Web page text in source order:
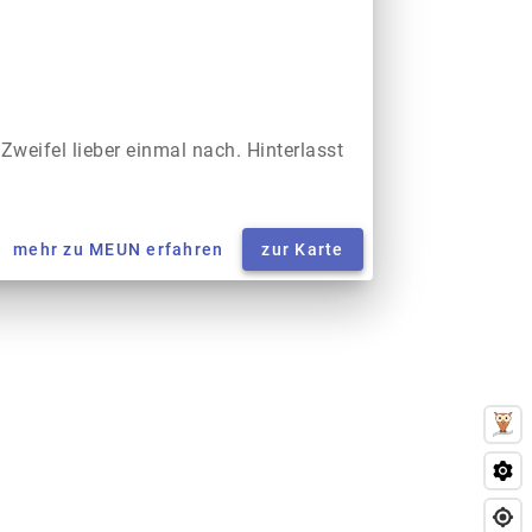
lieber einmal nach. Hinterlasst
mehr zu MEUN erfahren zur Karte